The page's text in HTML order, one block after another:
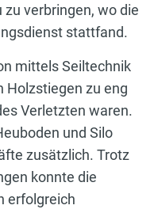
verbringen, wo die
stattfand.
mittels Seiltechnik
Holzstiegen zu eng
Verletzten waren.
und Silo
zusätzlich. Trotz
konnte die
erfolgreich